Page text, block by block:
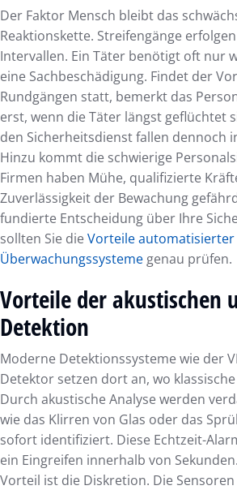
Der Faktor Mensch bleibt das
Reaktionskette. Streifengänge
Intervallen. Ein Täter benötigt oft nur
eine Sachbeschädigung. Findet der
Rundgängen statt, bemerkt das
erst, wenn die Täter längst geflüchtet
den Sicherheitsdienst fallen dennoch
Hinzu kommt die schwierige
Firmen haben Mühe, qualifizierte
Zuverlässigkeit der Bewachung
fundierte Entscheidung über Ihre
sollten Sie dieVorteile automatisierter
Überwachungssysteme genau prüfen.
Vorteile der akustischen
Detektion
Moderne Detektionssysteme wie der
Detektor setzen dort an, wo
Durch akustische Analyse werden
wie das Klirren von Glas oder das
sofort identifiziert. Diese Echtzeit-
ein Eingreifen innerhalb von
Vorteil ist die Diskretion. Die